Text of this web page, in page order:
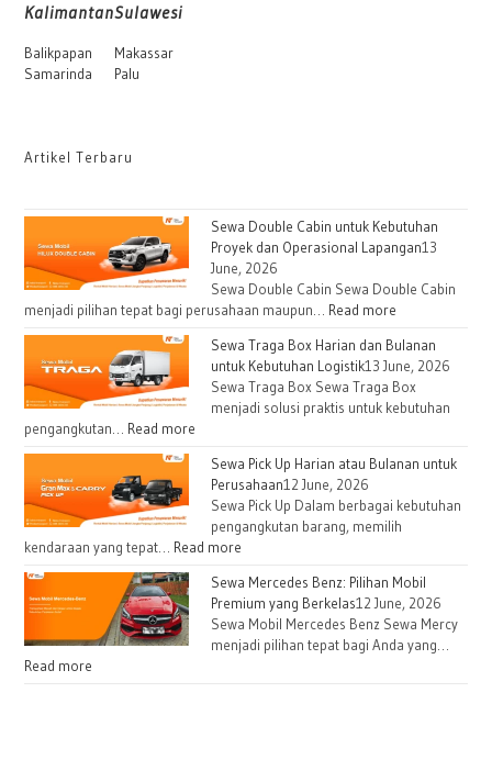
Kalimantan
Balikpapan
Samarinda
Sulawesi
Makassar
Palu
Artikel Terbaru
Sewa Double Cabin untuk Kebutuhan
Proyek dan Operasional Lapangan13
June, 2026
Sewa Double Cabin Sewa Double Cabin
menjadi pilihan tepat bagi perusahaan maupun… Read more
Sewa Traga Box Harian dan Bulanan
untuk Kebutuhan Logistik13 June, 2026
Sewa Traga Box Sewa Traga Box
menjadi solusi praktis untuk kebutuhan
pengangkutan… Read more
Sewa Pick Up Harian atau Bulanan untuk
Perusahaan12 June, 2026
Sewa Pick Up Dalam berbagai kebutuhan
pengangkutan barang, memilih
kendaraan yang tepat… Read more
Sewa Mercedes Benz: Pilihan Mobil
Premium yang Berkelas12 June, 2026
Sewa Mobil Mercedes Benz Sewa Mercy
menjadi pilihan tepat bagi Anda yang…
Read more